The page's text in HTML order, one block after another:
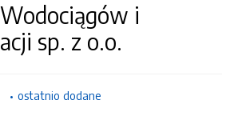
Wodociągów i
sp. z o.o.
ostatnio dodane